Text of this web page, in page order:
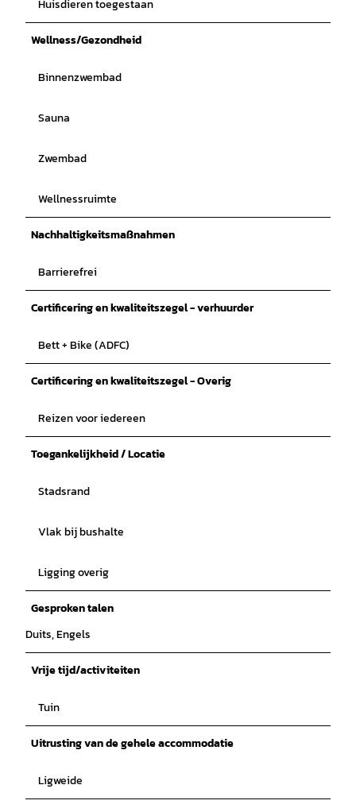
Huisdieren toegestaan
Wellness/Gezondheid
Binnenzwembad
Sauna
Zwembad
Wellnessruimte
Nachhaltigkeitsmaßnahmen
Barrierefrei
Certificering en kwaliteitszegel - verhuurder
Bett + Bike (ADFC)
Certificering en kwaliteitszegel - Overig
Reizen voor iedereen
Toegankelijkheid / Locatie
Stadsrand
Vlak bij bushalte
Ligging overig
Gesproken talen
Duits, Engels
Vrije tijd/activiteiten
Tuin
Uitrusting van de gehele accommodatie
Ligweide